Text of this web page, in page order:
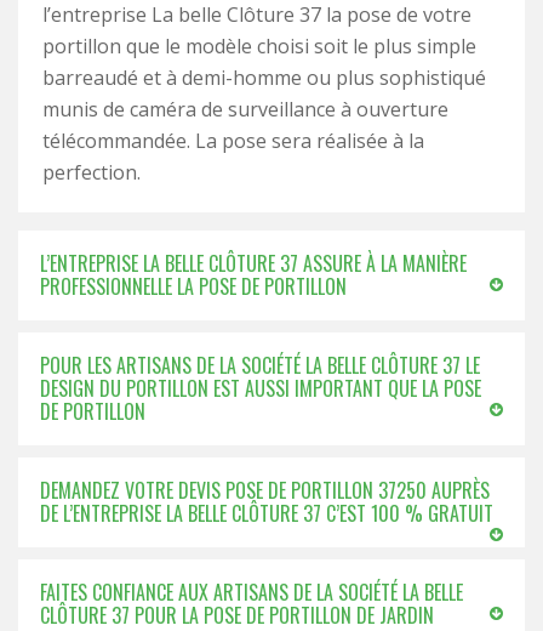
l’entreprise La belle Clôture 37 la pose de votre
portillon que le modèle choisi soit le plus simple
barreaudé et à demi-homme ou plus sophistiqué
munis de caméra de surveillance à ouverture
télécommandée. La pose sera réalisée à la
perfection.
L’ENTREPRISE LA BELLE CLÔTURE 37 ASSURE À LA MANIÈRE
PROFESSIONNELLE LA POSE DE PORTILLON
POUR LES ARTISANS DE LA SOCIÉTÉ LA BELLE CLÔTURE 37 LE
DESIGN DU PORTILLON EST AUSSI IMPORTANT QUE LA POSE
DE PORTILLON
DEMANDEZ VOTRE DEVIS POSE DE PORTILLON 37250 AUPRÈS
DE L’ENTREPRISE LA BELLE CLÔTURE 37 C’EST 100 % GRATUIT
FAITES CONFIANCE AUX ARTISANS DE LA SOCIÉTÉ LA BELLE
CLÔTURE 37 POUR LA POSE DE PORTILLON DE JARDIN